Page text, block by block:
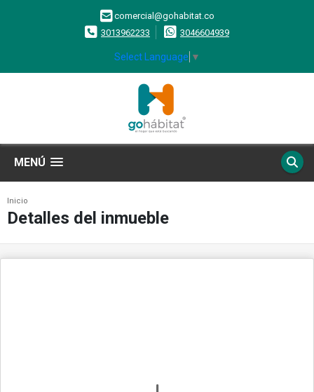
comercial@gohabitat.co
3013962233
3046604939
Select Language ▼
MENÚ
Inicio
Detalles del inmueble